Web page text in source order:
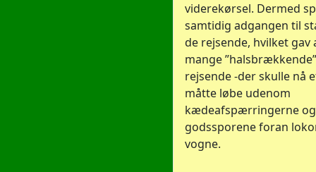
viderekørsel. Dermed
samtidig adgangen til
de rejsende, hvilket gav
mange
rejsende -der skulle nå
måtte løbe udenom
kædeafspærringerne
godssporene foran
vogne.